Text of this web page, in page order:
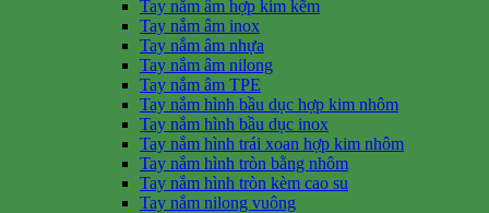
Tay nắm âm hợp kim kẽm
Tay nắm âm inox
Tay nắm âm nhựa
Tay nắm âm nilong
Tay nắm âm TPE
Tay nắm hình bầu dục hợp kim nhôm
Tay nắm hình bầu dục inox
Tay nắm hình trái xoan hợp kim nhôm
Tay nắm hình tròn bằng nhôm
Tay nắm hình tròn kèm cao su
Tay nắm nilong vuông